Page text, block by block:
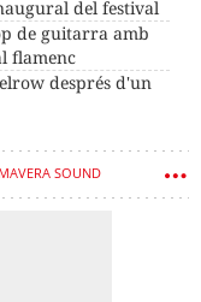
del festival
de guitarra amb
flamenc
després d'un
SOUND